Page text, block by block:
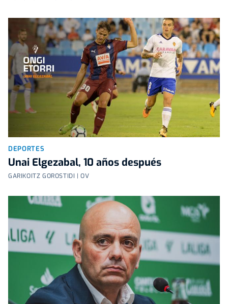
DEPORTES
Unai Elgezabal, 10 años después
GARIKOITZ GOROSTIDI | OV